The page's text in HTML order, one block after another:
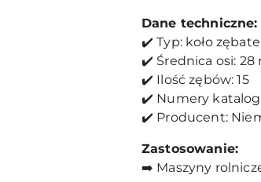
Dane techniczne:
✔️ Typ: koło
✔️ Średnica osi: 28
✔️ Ilość zębów: 15
✔️ Numery
✔️ Producent:
Zastosowanie:
➡️ Maszyny